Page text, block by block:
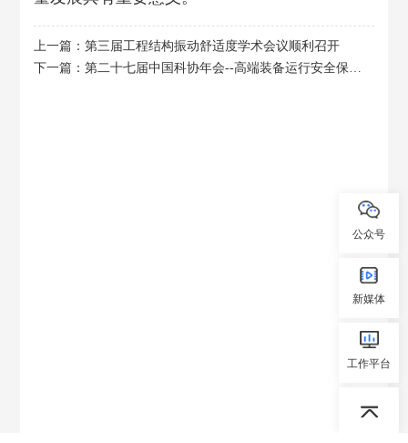
上一篇：第三届工程结构振动舒适度学术会议顺利召开
下一篇：第二十七届中国科协年会--高端装备运行安全保障与智能监控专题论坛成功举办
公众号
新媒体
工作平台